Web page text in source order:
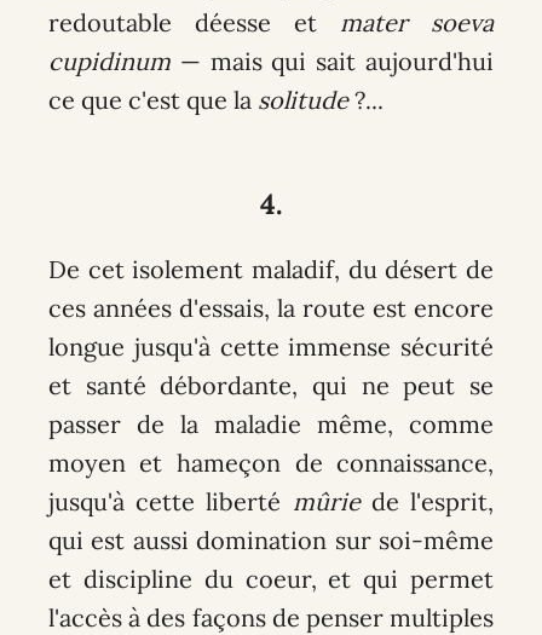
redoutable déesse et mater soeva
cupidinum— mais qui sait aujourd'hui
ce que c'est que la solitude?...
4.
De cet isolement maladif, du désert de
ces années d'essais, la route est encore
longue jusqu'à cette immense sécurité
et santé débordante, qui ne peut se
passer de la maladie même, comme
moyen et hameçon de connaissance,
jusqu'à cette liberté mûriede l'esprit,
qui est aussi domination sur soi-même
et discipline du coeur, et qui permet
l'accès à des façons de penser multiples